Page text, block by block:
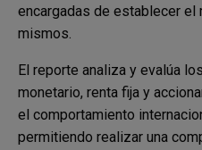
encargadas de establecer el
mismos.
El reporte analiza y evalúa
monetario, renta fija y
el comportamiento
permitiendo realizar una